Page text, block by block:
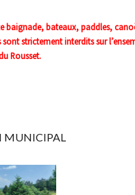
baignade, bateaux, paddles,
strictement interdits sur
Rousset.
MUNICIPAL